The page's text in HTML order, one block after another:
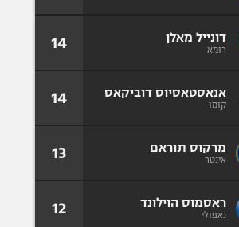
דונייל מאלן
רומא 14
אנאסטאסיוס דוביקאס
קומו 14
מרקוס תוראם
אינטר 13
ראסמוס הוילונד
נאפולי 12